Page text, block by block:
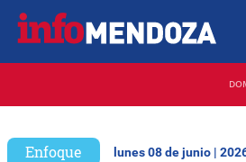
Enfoque lunes 08 de junio |